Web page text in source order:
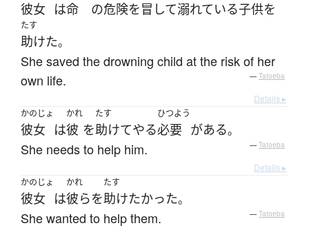
彼女 は命 の危険を冒して溺れている子供を
たす
助けた。
She saved the drowning child at the risk of her
own life.
— Tatoeba
Details ▸
かのじょ
彼女 は
かれ
彼 を
たす
助けてやる
ひつよう
必要 がある。
She needs to help him. — Tatoeba
Details ▸
かのじょ
彼女 は
かれ
彼らを
たす
助けたかった。
She wanted to help them. — Tatoeba